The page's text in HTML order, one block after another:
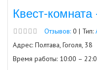
Квест-
Отзывов: 0 | Тип:
Адрес: Полтава, Гоголя, 38
Время работы: 10:00 –